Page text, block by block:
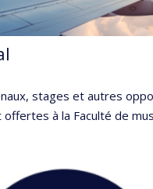
stages et autres
à la Faculté de